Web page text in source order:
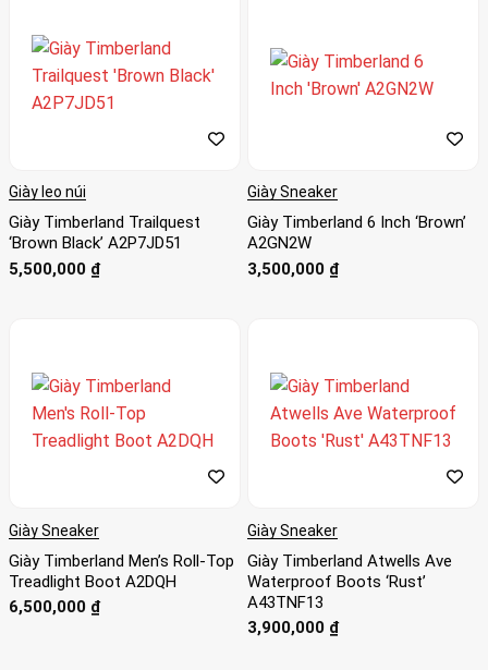
thẻ tín dụng Visa, Master, JCB …tại nhà!
Giày leo núi
Giày Timberland Trailquest
‘Brown Black’ A2P7JD51
5,500,000 ₫
Giày Sneaker
Giày Timberland 6 Inch ‘Brown’
A2GN2W
3,500,000 ₫
Giày Sneaker
Giày Timberland Men’s Roll-Top
Treadlight Boot A2DQH
6,500,000 ₫
Giày Sneaker
Giày Timberland Atwells Ave
Waterproof Boots ‘Rust’
A43TNF13
3,900,000 ₫